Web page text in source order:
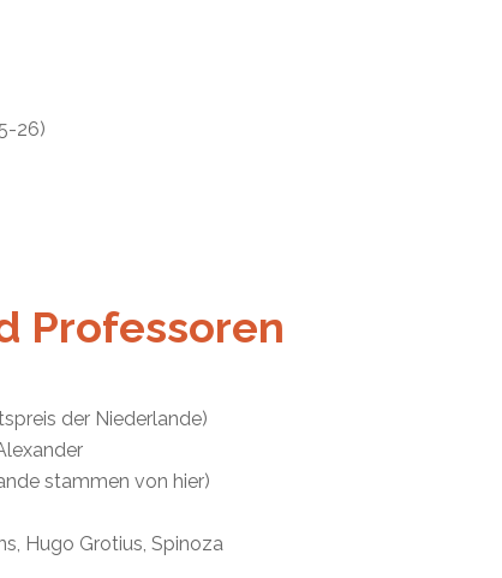
26)
Professoren
der Niederlande)
stammen von hier)
Hugo Grotius, Spinoza